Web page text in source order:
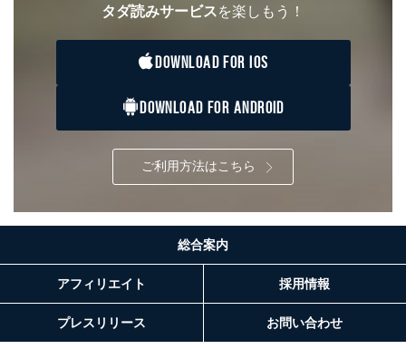
タダ読みサービスを楽しもう！
DOWNLOAD FOR IOS
DOWNLOAD FOR ANDROID
ご利用方法はこちら
総合案内
アフィリエイト 採用情報
プレスリリース お問い合わせ